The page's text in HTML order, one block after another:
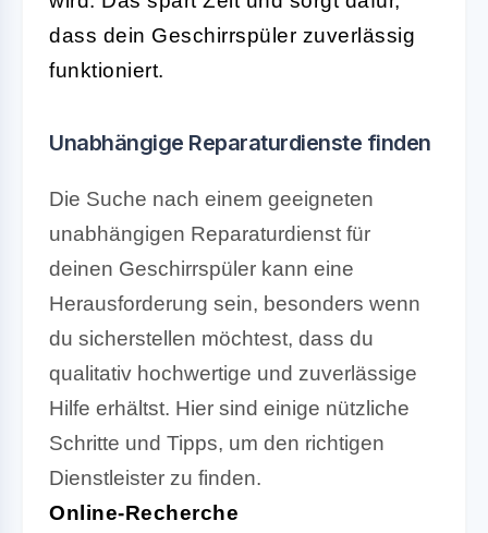
dass dein Geschirrspüler zuverlässig
funktioniert.
Unabhängige Reparaturdienste finden
Die Suche nach einem geeigneten
unabhängigen Reparaturdienst für
deinen Geschirrspüler kann eine
Herausforderung sein, besonders wenn
du sicherstellen möchtest, dass du
qualitativ hochwertige und zuverlässige
Hilfe erhältst. Hier sind einige nützliche
Schritte und Tipps, um den richtigen
Dienstleister zu finden.
Online-Recherche